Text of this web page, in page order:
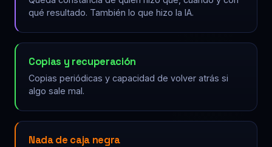
qué resultado. También lo que hizo la IA.
Copias y recuperación
Copias periódicas y capacidad de volver atrás si
algo sale mal.
Nada de caja negra